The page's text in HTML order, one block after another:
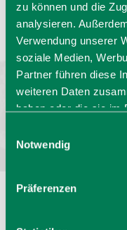
zu können und die
analysieren.
Verwendung unserer
soziale Medien,
Partner führen diese
weiteren Daten
haben oder die sie im
Cookies, wenn Sie
Notwendig
Präferenzen
Barrierefrei
Kontakt
Bayern - traditionell anders